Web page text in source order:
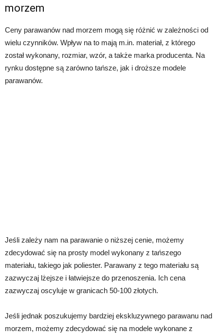
morzem
Ceny parawanów nad morzem mogą się różnić w zależności od
wielu czynników. Wpływ na to mają m.in. materiał, z którego
został wykonany, rozmiar, wzór, a także marka producenta. Na
rynku dostępne są zarówno tańsze, jak i droższe modele
parawanów.
Jeśli zależy nam na parawanie o niższej cenie, możemy
zdecydować się na prosty model wykonany z tańszego
materiału, takiego jak poliester. Parawany z tego materiału są
zazwyczaj lżejsze i łatwiejsze do przenoszenia. Ich cena
zazwyczaj oscyluje w granicach 50-100 złotych.
Jeśli jednak poszukujemy bardziej ekskluzywnego parawanu nad
morzem, możemy zdecydować się na modele wykonane z